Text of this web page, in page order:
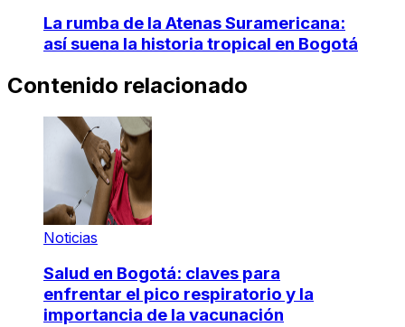
La rumba de la Atenas Suramericana:
así suena la historia tropical en Bogotá
Contenido relacionado
Noticias
Salud en Bogotá: claves para
enfrentar el pico respiratorio y la
importancia de la vacunación